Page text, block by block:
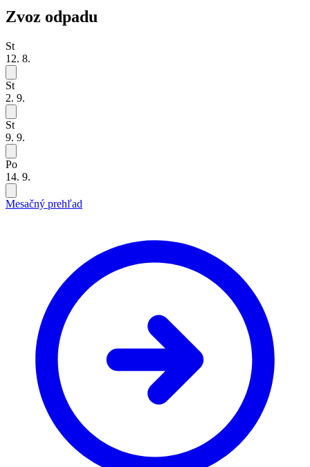
Zvoz odpadu
St
12. 8.
St
2. 9.
St
9. 9.
Po
14. 9.
Mesačný prehľad